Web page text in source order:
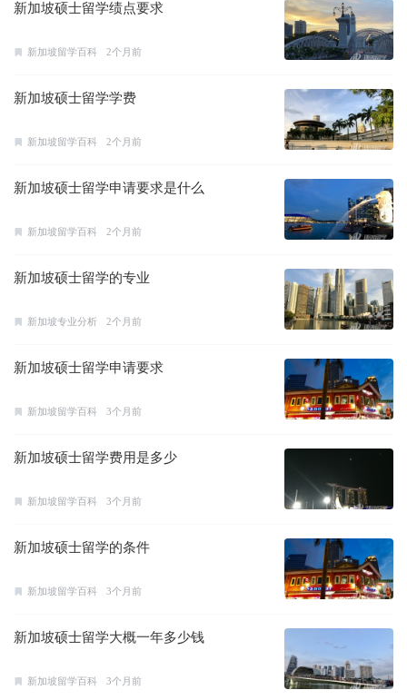
新加坡硕士留学绩点要求
新加坡留学百科 2个月前
新加坡硕士留学学费
新加坡留学百科 2个月前
新加坡硕士留学申请要求是什么
新加坡留学百科 2个月前
新加坡硕士留学的专业
新加坡专业分析 2个月前
新加坡硕士留学申请要求
新加坡留学百科 3个月前
新加坡硕士留学费用是多少
新加坡留学百科 3个月前
新加坡硕士留学的条件
新加坡留学百科 3个月前
新加坡硕士留学大概一年多少钱
新加坡留学百科 3个月前